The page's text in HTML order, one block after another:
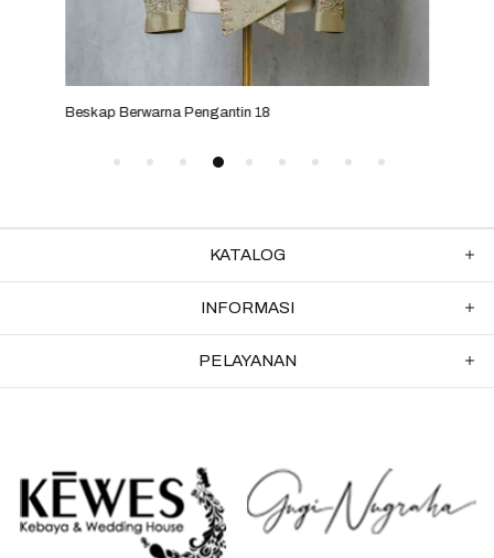
Beskap Berwarna Pengantin 18
KATALOG
INFORMASI
PELAYANAN